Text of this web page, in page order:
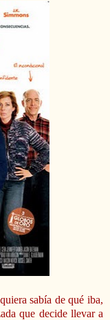
sabía de qué iba,
que decide llevar a